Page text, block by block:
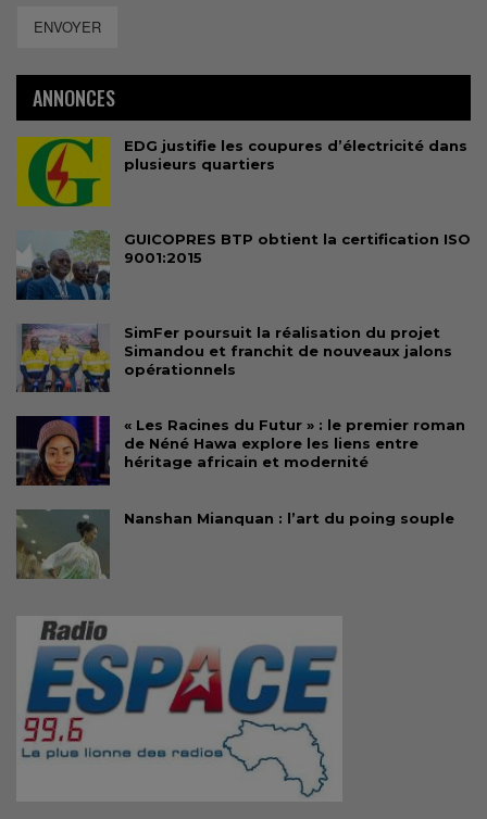
ENVOYER
ANNONCES
EDG justifie les coupures d’électricité dans
plusieurs quartiers
GUICOPRES BTP obtient la certification ISO
9001:2015
SimFer poursuit la réalisation du projet
Simandou et franchit de nouveaux jalons
opérationnels
« Les Racines du Futur » : le premier roman
de Néné Hawa explore les liens entre
héritage africain et modernité
Nanshan Mianquan : l’art du poing souple